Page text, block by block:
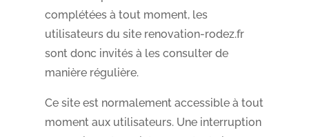
complétées à tout moment, les
utilisateurs du site renovation-rodez.fr
sont donc invités à les consulter de
manière régulière.
Ce site est normalement accessible à tout
moment aux utilisateurs. Une interruption